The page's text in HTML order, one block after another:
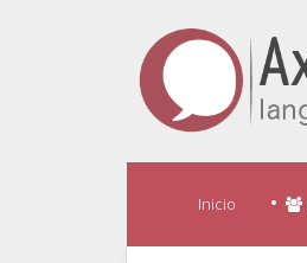
Inicio